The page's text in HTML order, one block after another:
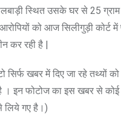
स्थित उसके घर से 25 ग्राम
आरोपियों को आज सिलीगुड़ी कोर्ट
कर रही है |
सिर्फ खबर में दिए जा रहे तथ्यों
है । इन फोटोज का इस खबर से
लिये गए है।)